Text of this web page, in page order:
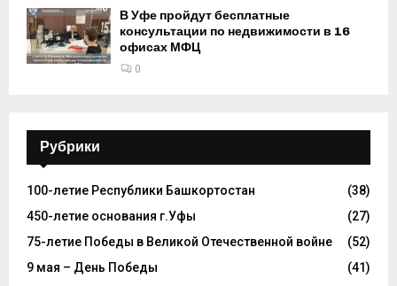
В Уфе пройдут бесплатные
консультации по недвижимости в 16
офисах МФЦ
0
Рубрики
100-летие Республики Башкортостан
(38)
450-летие основания г.Уфы
(27)
75-летие Победы в Великой Отечественной войне
(52)
9 мая – День Победы
(41)